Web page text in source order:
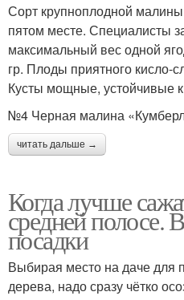
Сорт крупноплодной
пятом месте. Специалисты
максимальный вес одной
гр. Плоды приятного кисло-
Кусты мощные, устойчивые
№4 Черная малина
читать дальше →
Когда лучше
средней полосе.
посадки
Выбирая место на даче для
дерева, надо сразу чётко